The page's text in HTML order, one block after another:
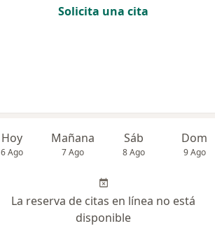
Solicita una cita
Hoy
6 Ago
Mañana
7 Ago
Sáb
8 Ago
Dom
9 Ago
La reserva de citas en línea no está
disponible